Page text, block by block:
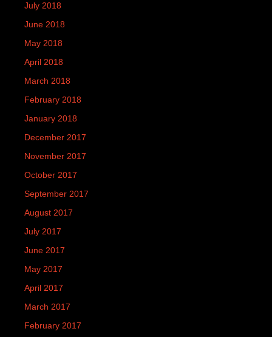
July 2018
June 2018
May 2018
April 2018
March 2018
February 2018
January 2018
December 2017
November 2017
October 2017
September 2017
August 2017
July 2017
June 2017
May 2017
April 2017
March 2017
February 2017